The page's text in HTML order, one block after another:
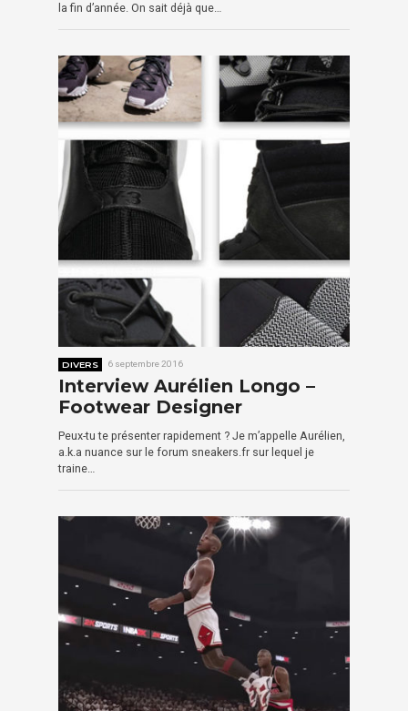
la fin d’année. On sait déjà que…
DIVERS 6 septembre 2016
Interview Aurélien Longo –
Footwear Designer
Peux-tu te présenter rapidement ? Je m’appelle Aurélien,
a.k.a nuance sur le forum sneakers.fr sur lequel je
traine…